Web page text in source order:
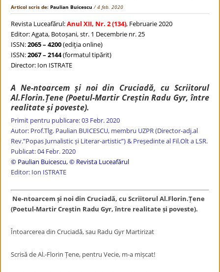
Articol scris de:Paulian Buicescu / 4 feb. 2020
Revista Luceafărul:Anul XII, Nr. 2 (134), Februarie 2020
Editor: Agata, Botoșani, str. 1 Decembrie nr. 25
ISSN:2065 – 4200(ediţia online)
ISSN:2067 – 2144(formatul tipărit)
Director: Ion ISTRATE
A Ne-ntoarcem și noi din Cruciadă, cu Scriitorul
Al.Florin.Țene (Poetul-Martir Creștin Radu Gyr, între
realitate și poveste).
Primit pentru publicare: 03 Febr. 2020
Autor: Prof.Tlg. Paulian BUICESCU, membru UZPR (Director-adj.al
Rev.”Popas Jurnalistic și Literar-artistic”) & Președinte al Fil.Olt a LSR.
Publicat: 04 Febr. 2020
© Paulian Buicescu,© Revista Luceafărul
Editor: Ion ISTRATE
Ne-ntoarcem și noi din Cruciadă, cu Scriitorul Al.Florin.Țene
(Poetul-Martir Creștin Radu Gyr, între realitate și poveste).
Întoarcerea din Cruciadă, sau Radu Gyr Martirizat
Scrisă de Al.-Florin Țene, pentru Vecie, m-a mișcat!